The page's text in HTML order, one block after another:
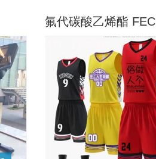
氟代碳酸乙烯酯 FEC